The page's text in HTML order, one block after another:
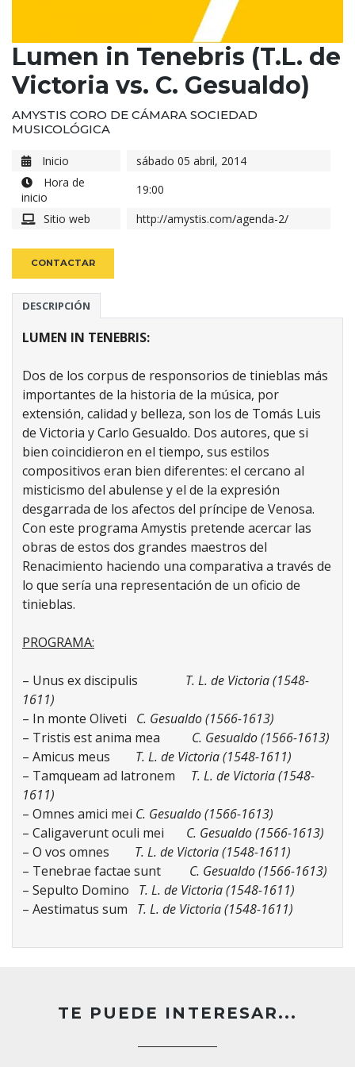
Lumen in Tenebris (T.L. de
Victoria vs. C. Gesualdo)
AMYSTIS CORO DE CÁMARA SOCIEDAD
MUSICOLÓGICA
Inicio
sábado 05 abril, 2014
Hora de
inicio
19:00
Sitio web
http://amystis.com/agenda-2/
CONTACTAR
DESCRIPCIÓN
LUMEN IN TENEBRIS:
Dos de los corpus de responsorios de tinieblas más
importantes de la historia de la música, por
extensión, calidad y belleza, son los de Tomás Luis
de Victoria y Carlo Gesualdo. Dos autores, que si
bien coincidieron en el tiempo, sus estilos
compositivos eran bien diferentes: el cercano al
misticismo del abulense y el de la expresión
desgarrada de los afectos del príncipe de Venosa.
Con este programa Amystis pretende acercar las
obras de estos dos grandes maestros del
Renacimiento haciendo una comparativa a través de
lo que sería una representación de un oficio de
tinieblas.
PROGRAMA:
– Unus ex discipulis T. L. de Victoria (1548-
1611)
– In monte Oliveti C. Gesualdo (1566-1613)
– Tristis est anima mea C. Gesualdo (1566-1613)
– Amicus meus T. L. de Victoria (1548-1611)
– Tamqueam ad latronem T. L. de Victoria (1548-
1611)
– Omnes amici mei C. Gesualdo (1566-1613)
– Caligaverunt oculi mei C. Gesualdo (1566-1613)
– O vos omnes T. L. de Victoria (1548-1611)
– Tenebrae factae sunt C. Gesualdo (1566-1613)
– Sepulto Domino T. L. de Victoria (1548-1611)
– Aestimatus sum T. L. de Victoria (1548-1611)
TE PUEDE INTERESAR...